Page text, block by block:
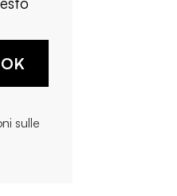
OK
sulle